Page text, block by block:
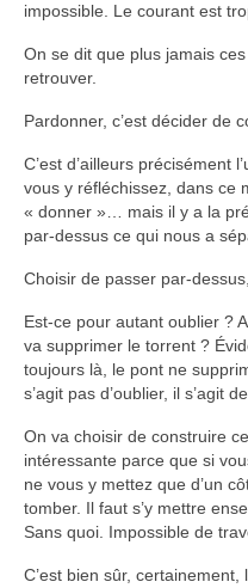
impossible. Le courant est
On se dit que plus jamais
retrouver.
Pardonner, c’est décider de
C’est d’ailleurs précisément
vous y réfléchissez, dans ce
« donner »… mais il y a la
par-dessus ce qui nous a
Choisir de passer par-
Est-ce pour autant oublier ?
va supprimer le torrent ?
toujours là, le pont ne
s’agit pas d’oublier, il s’agit
On va choisir de construire
intéressante parce que si
ne vous y mettez que d’un
tomber. Il faut s’y mettre
Sans quoi. Impossible de
C’est bien sûr,